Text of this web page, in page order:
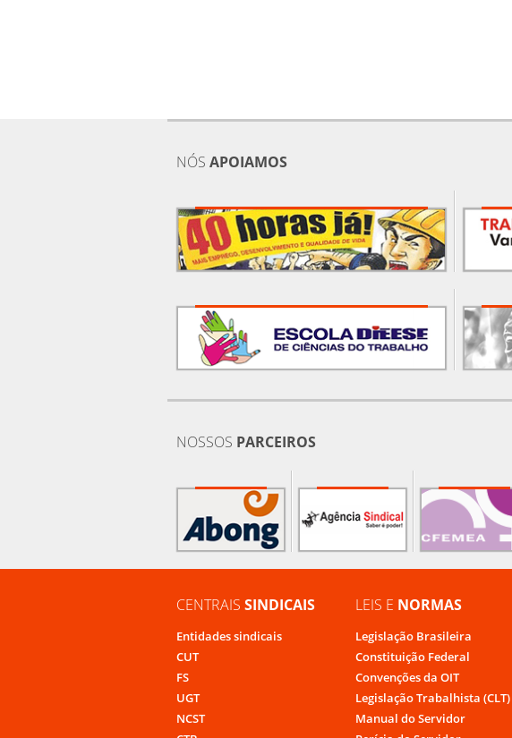
NÓS APOIAMOS
NOSSOS PARCEIROS
CENTRAIS SINDICAIS
Entidades sindicais
CUT
FS
UGT
NCST
LEIS E NORMAS
Legislação Brasileira
Constituição Federal
Convenções da OIT
Legislação Trabalhista (CLT)
Manual do Servidor